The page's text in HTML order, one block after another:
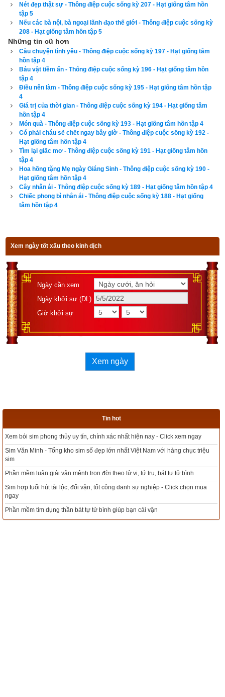
Nét đẹp thật sự - Thông điệp cuộc sống kỳ 207 - Hạt giống tâm hồn
tập 5
Nếu các bà nội, bà ngoại lãnh đạo thế giới - Thông điệp cuộc sống kỳ
208 - Hạt giống tâm hồn tập 5
Những tin cũ hơn
Câu chuyện tình yêu - Thông điệp cuộc sống kỳ 197 - Hạt giống tâm
hồn tập 4
Báu vật tiềm ẩn - Thông điệp cuộc sống kỳ 196 - Hạt giống tâm hồn
tập 4
Điều nên làm - Thông điệp cuộc sống kỳ 195 - Hạt giống tâm hồn tập
4
Giá trị của thời gian - Thông điệp cuộc sống kỳ 194 - Hạt giống tâm
hồn tập 4
Món quà - Thông điệp cuộc sống kỳ 193 - Hạt giống tâm hồn tập 4
Có phải cháu sẽ chết ngay bây giờ - Thông điệp cuộc sống kỳ 192 -
Hạt giống tâm hồn tập 4
Tìm lại giấc mơ - Thông điệp cuộc sống kỳ 191 - Hạt giống tâm hồn
tập 4
Hoa hồng tặng Mẹ ngày Giáng Sinh - Thông điệp cuộc sống kỳ 190 -
Hạt giống tâm hồn tập 4
Cây nhân ái - Thông điệp cuộc sống kỳ 189 - Hạt giống tâm hồn tập 4
Chiếc phong bì nhân ái - Thông điệp cuộc sống kỳ 188 - Hạt giống
tâm hồn tập 4
Xem ngày tốt xấu theo kinh dịch
Ngày cần xem
Ngày khởi sự (DL)
Giờ khởi sự
Xem ngày
Tin hot
Tổng kho sim phong thủy - Sim hợp tuổi - Sim hợp mệnh giá rẻ nhất thị
Xem bói sim phong thủy theo khoa học tử vi, tứ trụ chính xác nhất
Mua sim Thần tài, Thần tài theo bạn! Giao sim miễn phí
Xem ngày đẹp - chọn ngày tốt khởi sự theo kinh dịch chính xác nhất
Tổng Kho Sim Năm sinh 0x - 9x - 8x -7x -6x giá rẻ nhất thị trường - Click xem